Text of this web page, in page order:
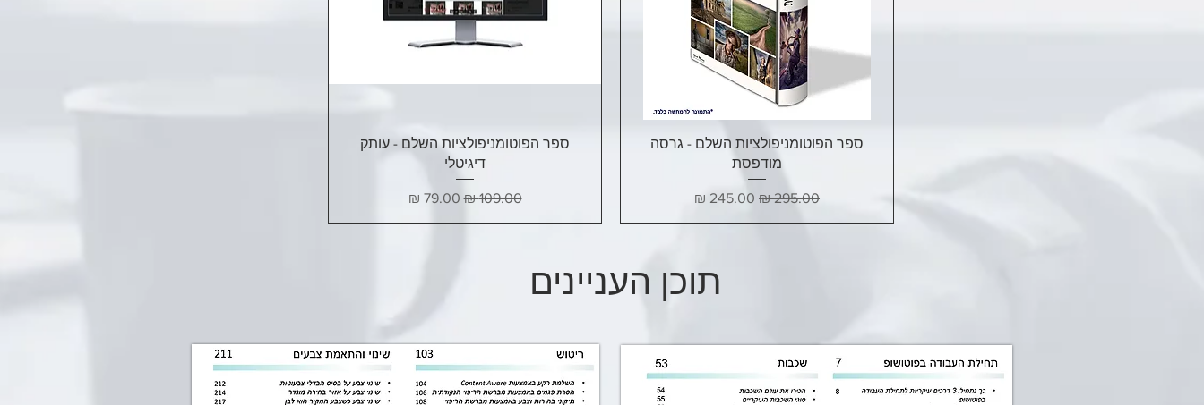
תצוגה מהירה
ספר הפוטומניפולציות השלם - גרסה
מודפסת
מחיר רגיל מחיר מבצע
תצוגה מהירה
ספר הפוטומניפולציות השלם - עותק
דיגיטלי
מחיר רגיל‏109.00 ‏₪ מחיר מבצע
תוכן העניינים